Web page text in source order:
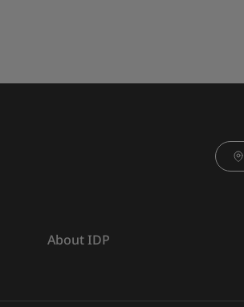
About IDP